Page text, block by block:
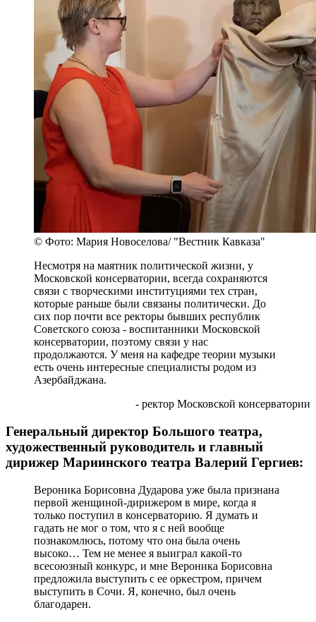
© Фото: Мария Новоселова/ "Вестник Кавказа"
Несмотря на маятник политической жизни, у
Московской консерватории, всегда сохраняются
связи с творческими институциями тех стран,
которые раньше были связаны политически. До
сих пор почти все ректоры бывших республик
Советского союза - воспитанники Московской
консерватории, поэтому связи у нас
продолжаются. У меня на кафедре теории музыки
есть очень интересные специалисты родом из
Азербайджана.
- ректор Московской консерватории
Генеральный директор Большого театра,
художественный руководитель и главный
дирижер Мариинского театра Валерий Гергиев:
Вероника Борисовна Дударова уже была признана
первой женщиной-дирижером в мире, когда я
только поступил в консерваторию. Я думать и
гадать не мог о том, что я с ней вообще
познакомлюсь, потому что она была очень
высоко… Тем не менее я выиграл какой-то
всесоюзный конкурс, и мне Вероника Борисовна
предложила выступить с ее оркестром, причем
выступить в Сочи. Я, конечно, был очень
благодарен.